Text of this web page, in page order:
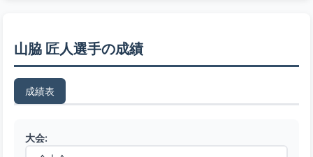
山脇 匠人選手の成績
成績表
大会: